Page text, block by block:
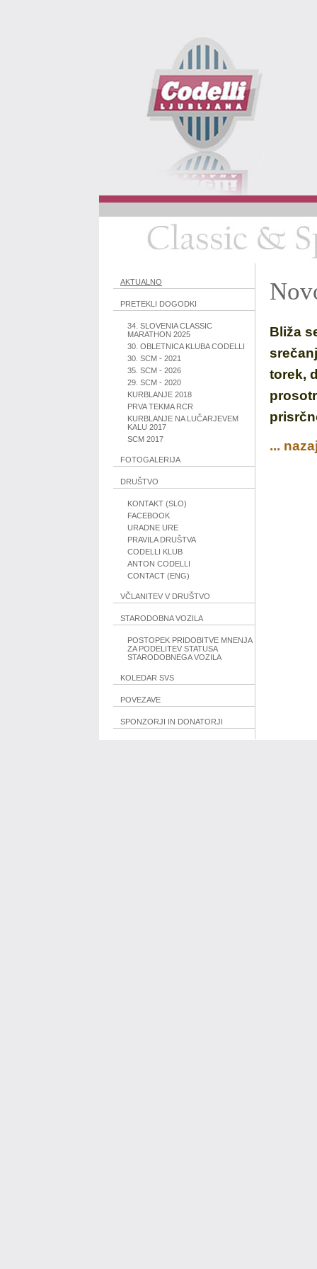
AKTUALNO
PRETEKLI DOGODKI
34. SLOVENIA CLASSIC
MARATHON 2025
30. OBLETNICA KLUBA CODELLI
30. SCM - 2021
35. SCM - 2026
29. SCM - 2020
KURBLANJE 2018
PRVA TEKMA RCR
KURBLANJE NA LUČARJEVEM
KALU 2017
SCM 2017
FOTOGALERIJA
DRUŠTVO
KONTAKT (SLO)
FACEBOOK
URADNE URE
PRAVILA DRUŠTVA
CODELLI KLUB
ANTON CODELLI
CONTACT (ENG)
VČLANITEV V DRUŠTVO
STARODOBNA VOZILA
POSTOPEK PRIDOBITVE MNENJA
ZA PODELITEV STATUSA
STARODOBNEGA VOZILA
KOLEDAR SVS
POVEZAVE
SPONZORJI IN DONATORJI
Bliža
torek,
...